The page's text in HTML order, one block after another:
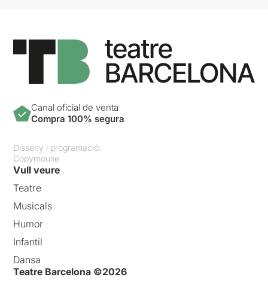
Canal oficial de venta
Compra 100% segura
Disseny i programació:
Copymouse
Vull veure
Teatre
Musicals
Humor
Infantil
Dansa
Teatre Barcelona ©2026